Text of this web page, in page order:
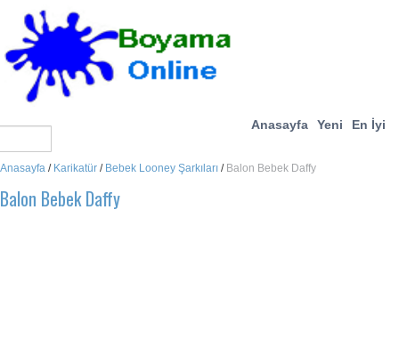
Anasayfa Yeni En İyi
Anasayfa / Karikatür / Bebek Looney Şarkıları / Balon Bebek Daffy
Balon Bebek Daffy